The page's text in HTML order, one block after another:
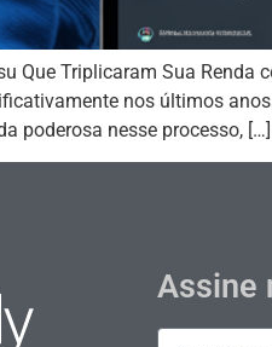
Que Triplicaram Sua
nos últimos
poderosa nesse processo, […]
Assine